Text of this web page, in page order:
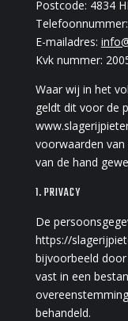
Postcode: 4834
E-mailadres:
Kvk nummer:
Waar wij in het
geldt dit voor de
voorwaarden
van de hand
1. PRIVACY
De
https://
bijvoorbeeld
vast in een
behandeld.